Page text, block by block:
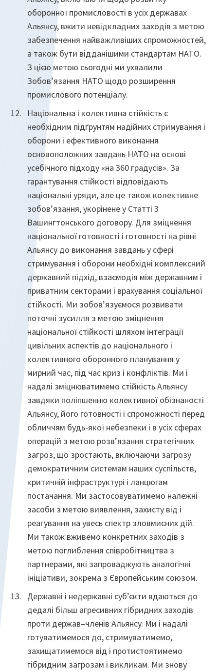
оборонної промисловості в усіх державах
Альянсу, вжити невідкладних заходів з метою
забезпечення найважливіших спроможностей,
а також бути відданішими стандартам НАТО.
З цією метою сьогодні ми ухвалили
Зобов’язання НАТО щодо розширення
промислового потенціалу.
Національна і колективна стійкість є
необхідним підґрунтям надійних стримування і
оборони і ефективного виконання
основоположних завдань НАТО на основі
усебічного підходу «на 360 градусів». За
гарантування стійкості відповідають
національні уряди, але це також колективне
зобов’язання, укорінене у Статті 3
Вашингтонського договору. Для зміцнення
національної готовності і готовності на рівні
Альянсу до виконання завдань у сфері
стримування і оборони необхідні комплексний
державний підхід, взаємодія між державним і
приватним секторами і врахування соціальної
стійкості. Ми зобов’язуємося розвивати
поточні зусилля з метою зміцнення
національної стійкості шляхом інтеграції
цивільних аспектів до національного і
колективного оборонного планування у
мирний час, під час криз і конфліктів. Ми і
надалі зміцнюватимемо стійкість Альянсу
завдяки поліпшенню колективної обізнаності
Альянсу, його готовності і спроможності перед
обличчям будь-якої небезпеки і в усіх сферах
операцій з метою розв’язання стратегічних
загроз, що зростають, включаючи загрозу
демократичним системам наших суспільств,
критичній інфраструктурі і ланцюгам
постачання. Ми застосовуватимемо належні
засоби з метою виявлення, захисту від і
реагування на увесь спектр зловмисних дій.
Ми також вживемо конкретних заходів з
метою поглиблення співробітництва з
партнерами, які запроваджують аналогічні
ініціативи, зокрема з Європейським союзом.
Державні і недержавні суб’єкти вдаються до
дедалі більш агресивних гібридних заходів
проти держав–членів Альянсу. Ми і надалі
готуватимемося до, стримуватимемо,
захищатимемося від і протистоятимемо
гібридним загрозам і викликам. Ми знову